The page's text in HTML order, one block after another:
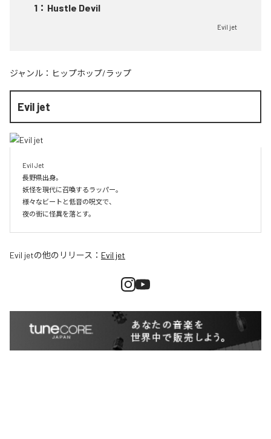
1 ： Hustle Devil
Evil jet
ジャンル： ヒップホップ/ラップ
Evil jet
Evil Jet
長野県出身。
妖怪を現代に召喚するラッパー。
様々なビートと低音の呪文で、
夜の街に怪異を落とす。
Evil jetの他のリリース： Evil jet